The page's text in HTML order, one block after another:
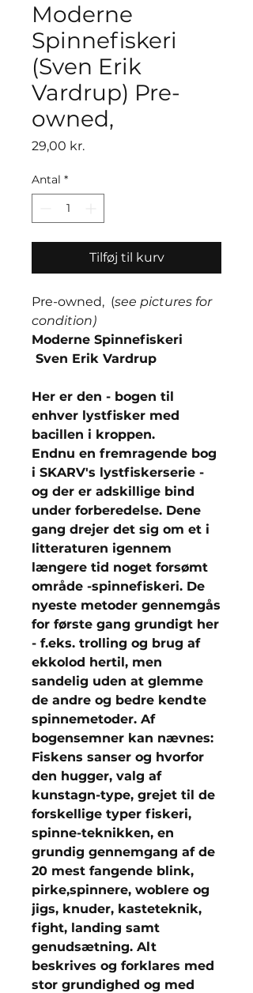
Moderne
Spinnefiskeri
(Sven Erik
Vardrup) Pre-
owned,
29,00 kr.Pris
Antal *
Tilføj til kurv
Pre-owned, (see pictures for
condition)
Moderne Spinnefiskeri
Sven Erik Vardrup
Her er den - bogen til
enhver lystfisker med
bacillen i kroppen.
Endnu en fremragende bog
i SKARV's lystfiskerserie -
og der er adskillige bind
under forberedelse. Dene
gang drejer det sig om et i
litteraturen igennem
længere tid noget forsømt
område -spinnefiskeri. De
nyeste metoder gennemgås
for første gang grundigt her
- f.eks. trolling og brug af
ekkolod hertil, men
sandelig uden at glemme
de andre og bedre kendte
spinnemetoder. Af
bogensemner kan nævnes:
Fiskens sanser og hvorfor
den hugger, valg af
kunstagn-type, grejet til de
forskellige typer fiskeri,
spinne-teknikken, en
grundig gennemgang af de
20 mest fangende blink,
pirke,spinnere, woblere og
jigs, knuder, kasteteknik,
fight, landing samt
genudsætning. Alt
beskrives og forklares med
stor grundighed og med